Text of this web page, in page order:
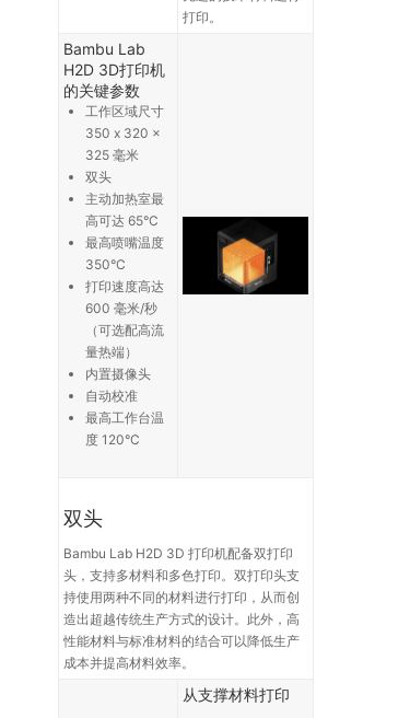
打印。
Bambu Lab
H2D 3D打印机
的关键参数
工作区域尺寸
350 x 320 x
325 毫米
双头
主动加热室最
高可达 65°C
最高喷嘴温度
350°C
打印速度高达
600 毫米/秒
（可选配高流
量热端）
内置摄像头
自动校准
最高工作台温
度 120°C
双头
Bambu Lab H2D 3D 打印机配备双打印
头，支持多材料和多色打印。双打印头支
持使用两种不同的材料进行打印，从而创
造出超越传统生产方式的设计。此外，高
性能材料与标准材料的结合可以降低生产
成本并提高材料效率。
从支撑材料打印